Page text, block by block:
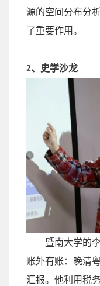
源的空间分布分
了重要作用。
2、 史学沙龙
暨南大学的
账外有账：晚清
汇报。他利用税